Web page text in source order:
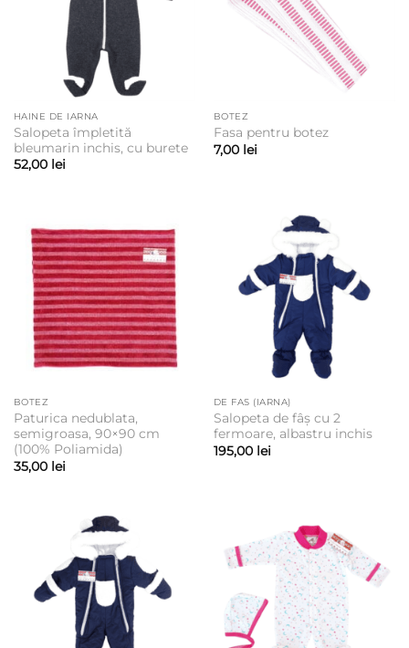
HAINE DE IARNA
Salopeta împletită
bleumarin inchis, cu burete
52,00 lei
BOTEZ
Fasa pentru botez
7,00 lei
BOTEZ
Paturica nedublata,
semigroasa, 90×90 cm
(100% Poliamida)
35,00 lei
DE FAS (IARNA)
Salopeta de fâș cu 2
fermoare, albastru inchis
195,00 lei